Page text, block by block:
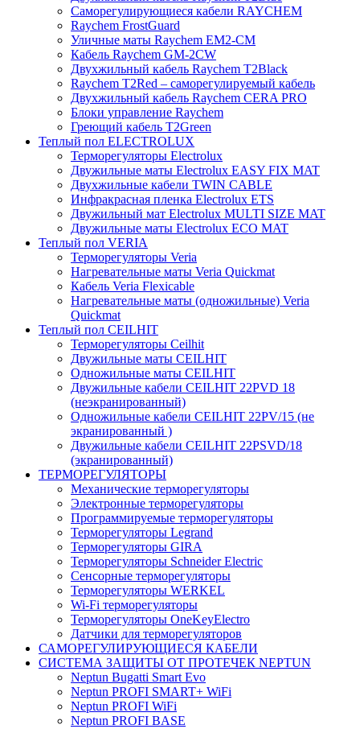
Саморегулирующиеся кабели RAYCHEM
Raychem FrostGuard
Уличные маты Raychem EM2-CM
Кабель Raychem GM-2CW
Двухжильный кабель Raychem T2Black
Raychem T2Red – саморегулируемый кабель
Двухжильный кабель Raychem CERA PRO
Блоки управление Raychem
Греющий кабель T2Green
Теплый пол ELECTROLUX
Терморегуляторы Electrolux
Двужильные маты Electrolux EASY FIX MAT
Двухжильные кабели TWIN CABLE
Инфракрасная пленка Electrolux ETS
Двужильный мат Electrolux MULTI SIZE MAT
Двужильные маты Electrolux ECO MAT
Теплый пол VERIA
Терморегуляторы Veria
Нагревательные маты Veria Quickmat
Кабель Veria Flexicable
Нагревательные маты (одножильные) Veria
Quickmat
Теплый пол CEILHIT
Терморегуляторы Ceilhit
Двужильные маты CEILHIT
Одножильные маты CEILHIT
Двужильные кабели CEILHIT 22PVD 18
(неэкранированный)
Одножильные кабели CEILHIT 22PV/15 (не
экранированный )
Двужильные кабели CEILHIT 22PSVD/18
(экранированный)
ТЕРМОРЕГУЛЯТОРЫ
Механические терморегуляторы
Электронные терморегуляторы
Программируемые терморегуляторы
Терморегуляторы Legrand
Терморегуляторы GIRA
Терморегуляторы Schneider Electric
Сенсорные терморегуляторы
Терморегуляторы WERKEL
Wi-Fi терморегуляторы
Терморегуляторы OneKeyElectro
Датчики для терморегуляторов
САМОРЕГУЛИРУЮЩИЕСЯ КАБЕЛИ
СИСТЕМА ЗАЩИТЫ ОТ ПРОТЕЧЕК NEPTUN
Neptun Bugatti Smart Evo
Neptun PROFI SMART+ WiFi
Neptun PROFI WiFi
Neptun PROFI BASE